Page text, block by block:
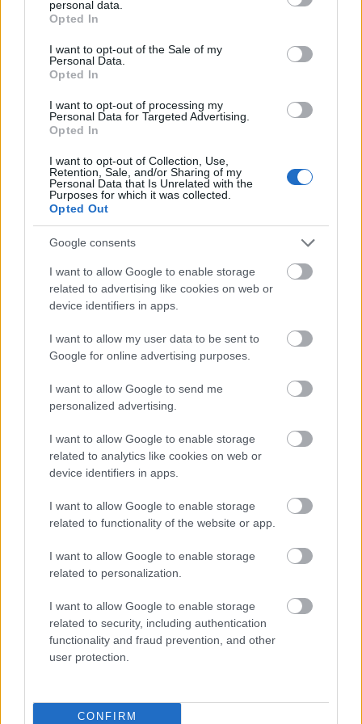
grant or deny consent to Google and its third-party tags to
use your data for below specified purposes in below Google
consent section.
personal data.
Opted In
I want to opt-out of the Sale of my
Personal Data.
Opted In
I want to opt-out of processing my
Personal Data for Targeted Advertising.
Opted In
I want to opt-out of Collection, Use,
Retention, Sale, and/or Sharing of my
Personal Data that Is Unrelated with the
Purposes for which it was collected.
Opted Out
Google consents
I want to allow Google to enable storage
related to advertising like cookies on web or
device identifiers in apps.
I want to allow my user data to be sent to
Google for online advertising purposes.
I want to allow Google to send me
personalized advertising.
I want to allow Google to enable storage
related to analytics like cookies on web or
device identifiers in apps.
I want to allow Google to enable storage
related to functionality of the website or app.
I want to allow Google to enable storage
related to personalization.
I want to allow Google to enable storage
related to security, including authentication
functionality and fraud prevention, and other
user protection.
CONFIRM
ble jeg helt hektet.
– Hva er framtidsmålet?
senior og utvikle meg i den samme gode retningen
som jeg har gjort til nå.
– Og drømmeyrket utenom det å gå på ski?
– Kunne egentlig tenke meg å jobbe som
partymaker.
I dag passer yrkesdrømmen – utenom ski – bra.
Gull kan feires, men det er et nytt renn i morgen.
Hommelvik, Sør-Trøndelag – 6. mars 2015
1. Audun Erikstad, Vadsø SK 44:42,7
2. Eirik Sverdrup Augdal, Ringkollen SK 44:51,8
3. Jan Thomas Jenssen, Hommelvik IL 45:08,8
4. Martin Hovin, Byåsen IL 45:26,3
5. Joachim Aurland, Kjellmyra IL 45:42,2
6. Mattis Stenshagen, Follebu SK 45:48,9